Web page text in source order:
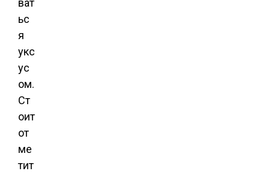
ват
ьс
я
укс
ус
ом.
Ст
оит
от
ме
тит